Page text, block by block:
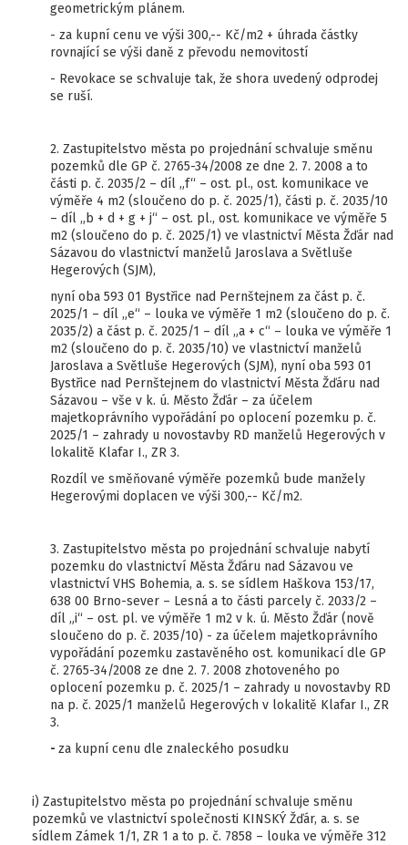
geometrickým plánem.
- za kupní cenu ve výši 300,-- Kč/m2 + úhrada částky
rovnající se výši daně z převodu nemovitostí
- Revokace se schvaluje tak, že shora uvedený odprodej
se ruší.
2. Zastupitelstvo města po projednání schvaluje směnu
pozemků dle GP č. 2765-34/2008 ze dne 2. 7. 2008 a to
části p. č. 2035/2 – díl „f“ – ost. pl., ost. komunikace ve
výměře 4 m2 (sloučeno do p. č. 2025/1), části p. č. 2035/10
– díl „b + d + g + j“ – ost. pl., ost. komunikace ve výměře 5
m2 (sloučeno do p. č. 2025/1) ve vlastnictví Města Žďár nad
Sázavou do vlastnictví manželů Jaroslava a Světluše
Hegerových (SJM),
nyní oba 593 01 Bystřice nad Pernštejnem za část p. č.
2025/1 – díl „e“ – louka ve výměře 1 m2 (sloučeno do p. č.
2035/2) a část p. č. 2025/1 – díl „a + c“ – louka ve výměře 1
m2 (sloučeno do p. č. 2035/10) ve vlastnictví manželů
Jaroslava a Světluše Hegerových (SJM), nyní oba 593 01
Bystřice nad Pernštejnem do vlastnictví Města Žďáru nad
Sázavou – vše v k. ú. Město Žďár – za účelem
majetkoprávního vypořádání po oplocení pozemku p. č.
2025/1 – zahrady u novostavby RD manželů Hegerových v
lokalitě Klafar I., ZR 3.
Rozdíl ve směňované výměře pozemků bude manžely
Hegerovými doplacen ve výši 300,-- Kč/m2.
3. Zastupitelstvo města po projednání schvaluje nabytí
pozemku do vlastnictví Města Žďáru nad Sázavou ve
vlastnictví VHS Bohemia, a. s. se sídlem Haškova 153/17,
638 00 Brno-sever – Lesná a to části parcely č. 2033/2 –
díl „i“ – ost. pl. ve výměře 1 m2 v k. ú. Město Žďár (nově
sloučeno do p. č. 2035/10) - za účelem majetkoprávního
vypořádání pozemku zastavěného ost. komunikací dle GP
č. 2765-34/2008 ze dne 2. 7. 2008 zhotoveného po
oplocení pozemku p. č. 2025/1 – zahrady u novostavby RD
na p. č. 2025/1 manželů Hegerových v lokalitě Klafar I., ZR
3.
- za kupní cenu dle znaleckého posudku
i) Zastupitelstvo města po projednání schvaluje směnu
pozemků ve vlastnictví společnosti KINSKÝ Žďár, a. s. se
sídlem Zámek 1/1, ZR 1 a to p. č. 7858 – louka ve výměře 312